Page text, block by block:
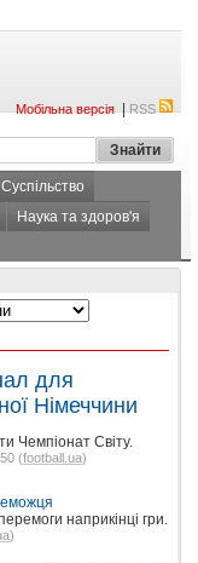
Мобільна версія|RSS
Суспільство
Наука та здоров'я
для
Німеччини
Чемпіонат Світу.
(football.ua)
наприкінці гри.
)